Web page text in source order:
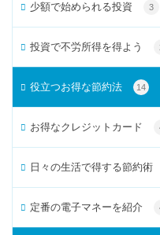
少額で始められる投資 3
投資で不労所得を得よう
役立つお得な節約法 14
お得なクレジットカード
日々の生活で得する節約術
定番の電子マネーを紹介